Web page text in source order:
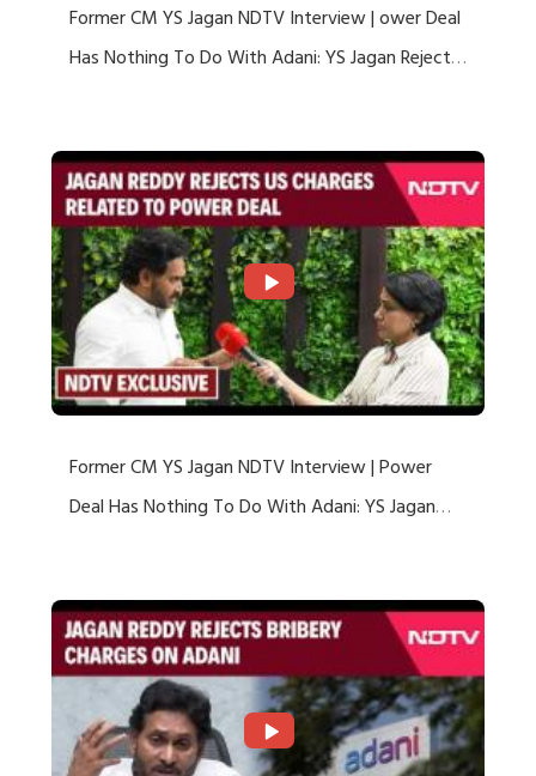
Former CM YS Jagan NDTV Interview | ower Deal
Has Nothing To Do With Adani: YS Jagan Rejects
Former CM YS Jagan NDTV Interview | Power
Deal Has Nothing To Do With Adani: YS Jagan